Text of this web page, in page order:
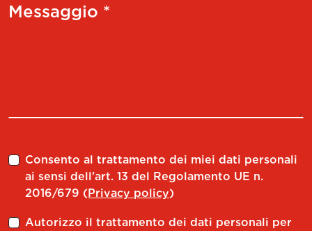
Messaggio *
Consento al trattamento dei miei dati personali
ai sensi dell'art. 13 del Regolamento UE n.
2016/679 (Privacy policy)
Autorizzo il trattamento dei dati personali per